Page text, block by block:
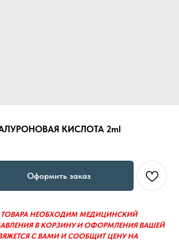
КИСЛОТА 2ml
Оформить заказ
НЕОБХОДИМ МЕДИЦИНСКИЙ
В КОРЗИНУ И ОФОРМЛЕНИЯ ВАШЕЙ
С ВАМИ И СООБЩИТ ЦЕНУ НА